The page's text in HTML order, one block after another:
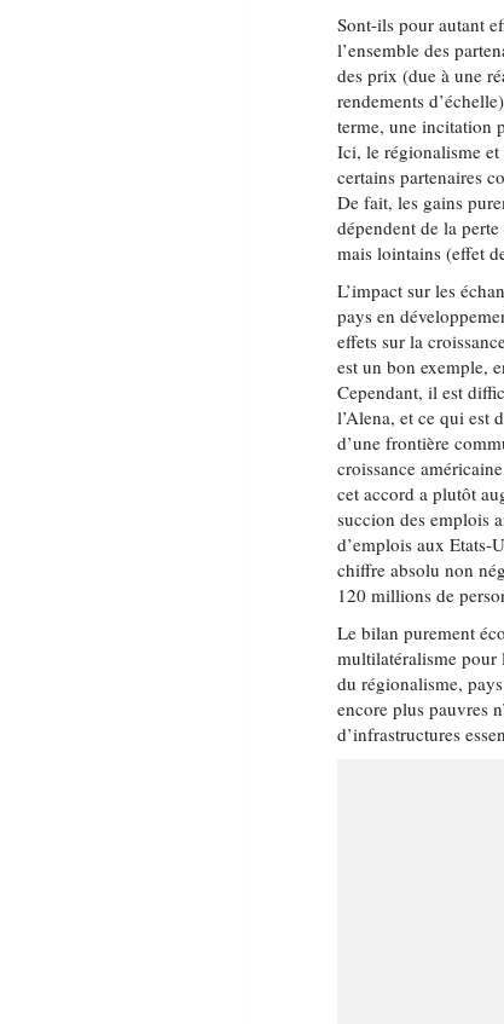
Sont-ils pour autant
l’ensemble des
des prix (due à une
rendements
terme, une incitation
Ici, le régionalisme et
certains partenaires
De fait, les gains
dépendent de la
mais lointains (effet
L’impact sur les
pays en
effets sur la
est un bon exemple,
Cependant, il est
l’Alena, et ce qui est
d’une frontière
croissance
cet accord a plutôt
succion des emplois
d’emplois aux Etats-
chiffre absolu non
120 millions de
Le bilan purement
multilatéralisme pour
du régionalisme,
encore plus pauvres
d’infrastructures